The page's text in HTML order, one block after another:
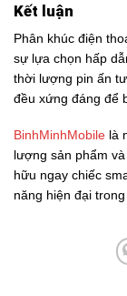
Kết luận
Phân khúc điện
sự lựa chọn hấp
thời lượng pin ấn
đều xứng đáng để
BinhMinhMobile là
lượng sản phẩm
hữu ngay chiếc
năng hiện đại